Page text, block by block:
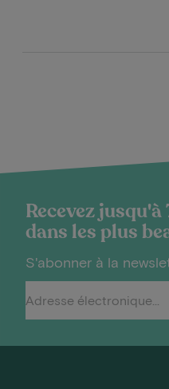
Recevez
dans les plus
S'abonner à la